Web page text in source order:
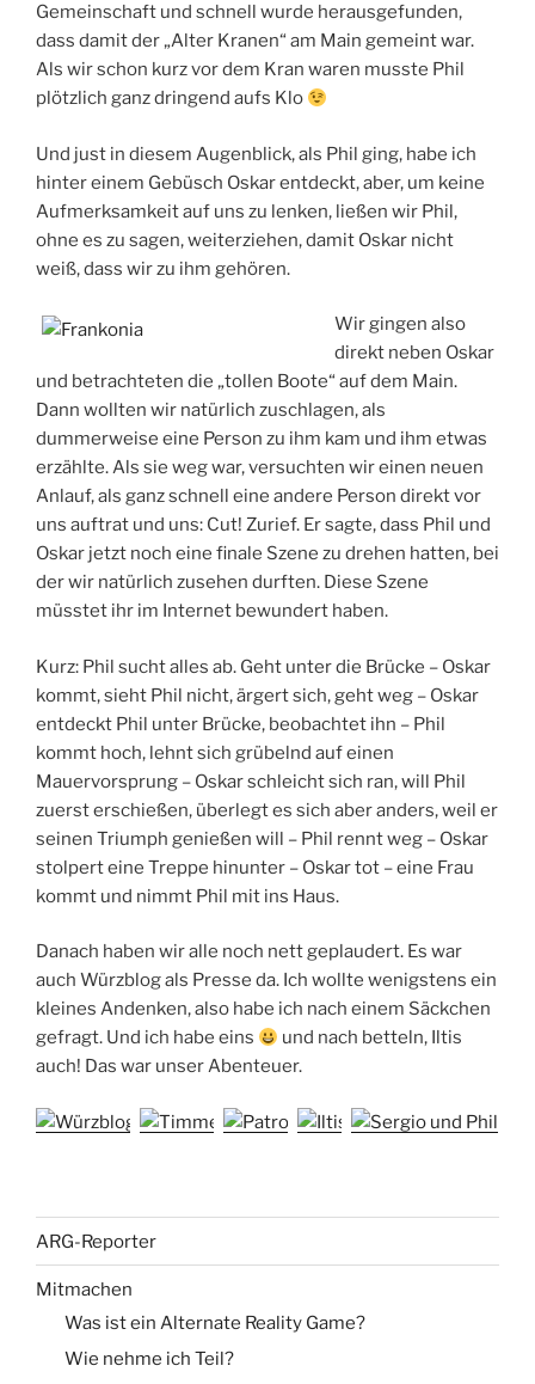
Gemeinschaft und schnell wurde herausgefunden,
dass damit der „Alter Kranen“ am Main gemeint war.
Als wir schon kurz vor dem Kran waren musste Phil
plötzlich ganz dringend aufs Klo
Und just in diesem Augenblick, als Phil ging, habe ich
hinter einem Gebüsch Oskar entdeckt, aber, um keine
Aufmerksamkeit auf uns zu lenken, ließen wir Phil,
ohne es zu sagen, weiterziehen, damit Oskar nicht
weiß, dass wir zu ihm gehören.
Wir gingen also
direkt neben Oskar
und betrachteten die „tollen Boote“ auf dem Main.
Dann wollten wir natürlich zuschlagen, als
dummerweise eine Person zu ihm kam und ihm etwas
erzählte. Als sie weg war, versuchten wir einen neuen
Anlauf, als ganz schnell eine andere Person direkt vor
uns auftrat und uns: Cut! Zurief. Er sagte, dass Phil und
Oskar jetzt noch eine finale Szene zu drehen hatten, bei
der wir natürlich zusehen durften. Diese Szene
müsstet ihr im Internet bewundert haben.
Kurz: Phil sucht alles ab. Geht unter die Brücke – Oskar
kommt, sieht Phil nicht, ärgert sich, geht weg – Oskar
entdeckt Phil unter Brücke, beobachtet ihn – Phil
kommt hoch, lehnt sich grübelnd auf einen
Mauervorsprung – Oskar schleicht sich ran, will Phil
zuerst erschießen, überlegt es sich aber anders, weil er
seinen Triumph genießen will – Phil rennt weg – Oskar
stolpert eine Treppe hinunter – Oskar tot – eine Frau
kommt und nimmt Phil mit ins Haus.
Danach haben wir alle noch nett geplaudert. Es war
auch Würzblog als Presse da. Ich wollte wenigstens ein
kleines Andenken, also habe ich nach einem Säckchen
gefragt. Und ich habe eins
und nach betteln, Iltis
auch! Das war unser Abenteuer.
ARG-Reporter
Mitmachen
Was ist ein Alternate Reality Game?
Wie nehme ich Teil?